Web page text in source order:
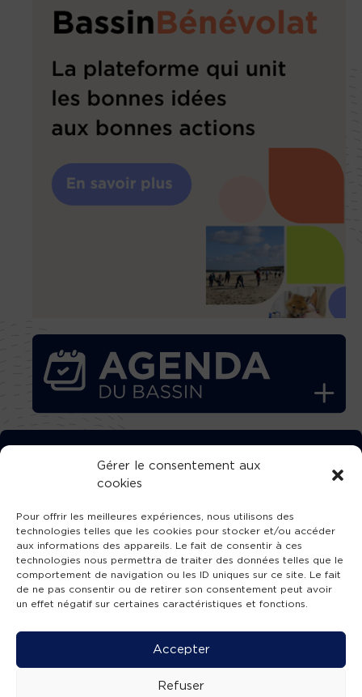
Gérer le consentement aux
cookies
Pour offrir les meilleures expériences, nous utilisons des
technologies telles que les cookies pour stocker et/ou accéder
aux informations des appareils. Le fait de consentir à ces
technologies nous permettra de traiter des données telles que le
comportement de navigation ou les ID uniques sur ce site. Le fait
de ne pas consentir ou de retirer son consentement peut avoir
un effet négatif sur certaines caractéristiques et fonctions.
Accepter
Refuser
TÉLÉCHARGEZ GRATUITEMENT
L’APPLICATION TVBA !
SUIVEZ-NOUS !
Mentions légales -Accessibilité